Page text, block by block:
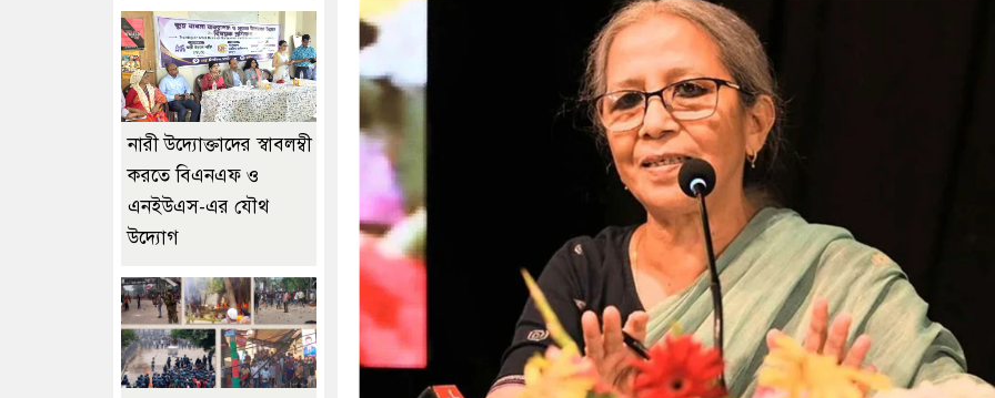
নারী উদ্যোক্তাদের স্বাবলম্বী
করতে বিএনএফ ও
এনইউএস-এর যৌথ
উদ্যোগ